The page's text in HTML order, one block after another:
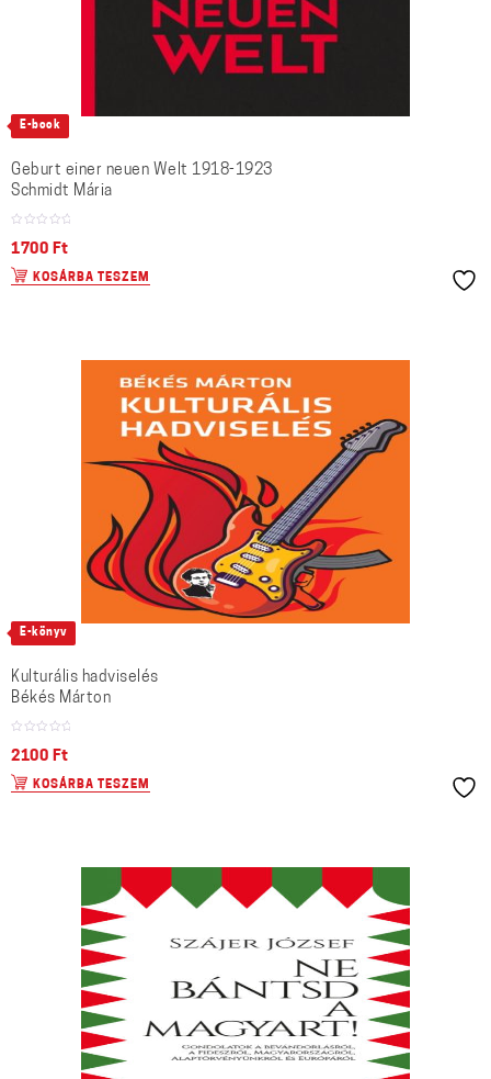
E-book
Geburt einer neuen Welt 1918-1923
Schmidt Mária
1700 Ft
KOSÁRBA TESZEM
E-könyv
Kulturális hadviselés
Békés Márton
2100 Ft
KOSÁRBA TESZEM